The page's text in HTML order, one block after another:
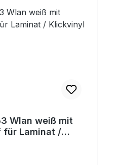
Wlan weiß mit
für Laminat /